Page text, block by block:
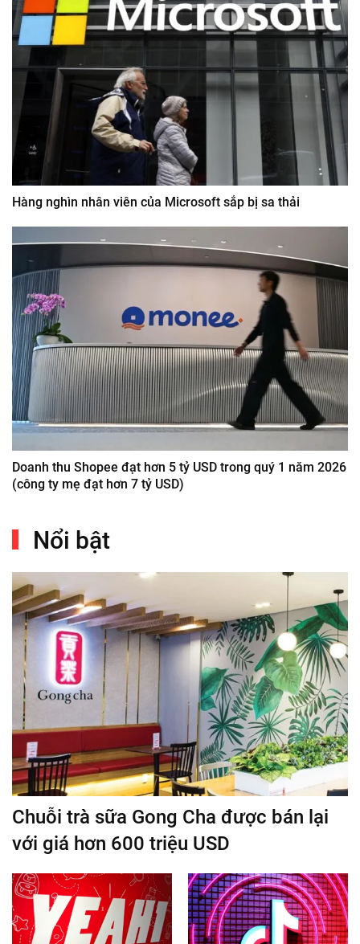
Hàng nghìn nhân viên của Microsoft sắp bị sa thải
Doanh thu Shopee đạt hơn 5 tỷ USD trong quý 1 năm 2026
(công ty mẹ đạt hơn 7 tỷ USD)
Nổi bật
Chuỗi trà sữa Gong Cha được bán lại
với giá hơn 600 triệu USD